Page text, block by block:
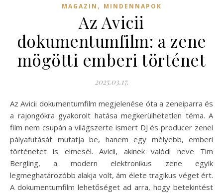
MAGAZIN , MINDENNAPOK
Az Avicii
dokumentumfilm: a zene
mögötti emberi történet
2025.03.17.
Az Avicii dokumentumfilm megjelenése óta a zeneiparra és
a rajongókra gyakorolt hatása megkerülhetetlen téma. A
film nem csupán a világszerte ismert DJ és producer zenei
pályafutását mutatja be, hanem egy mélyebb, emberi
történetet is elmesél. Avicii, akinek valódi neve Tim
Bergling, a modern elektronikus zene egyik
legmeghatározóbb alakja volt, ám élete tragikus véget ért.
A dokumentumfilm lehetőséget ad arra, hogy betekintést